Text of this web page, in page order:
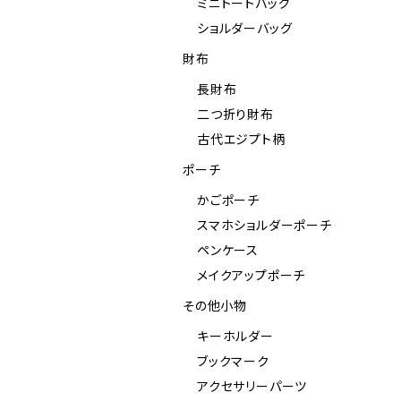
ミニトートバッグ
ショルダーバッグ
財布
長財布
二つ折り財布
古代エジプト柄
ポーチ
かごポーチ
スマホショルダーポーチ
ペンケース
メイクアップポーチ
その他小物
キーホルダー
ブックマーク
アクセサリーパーツ